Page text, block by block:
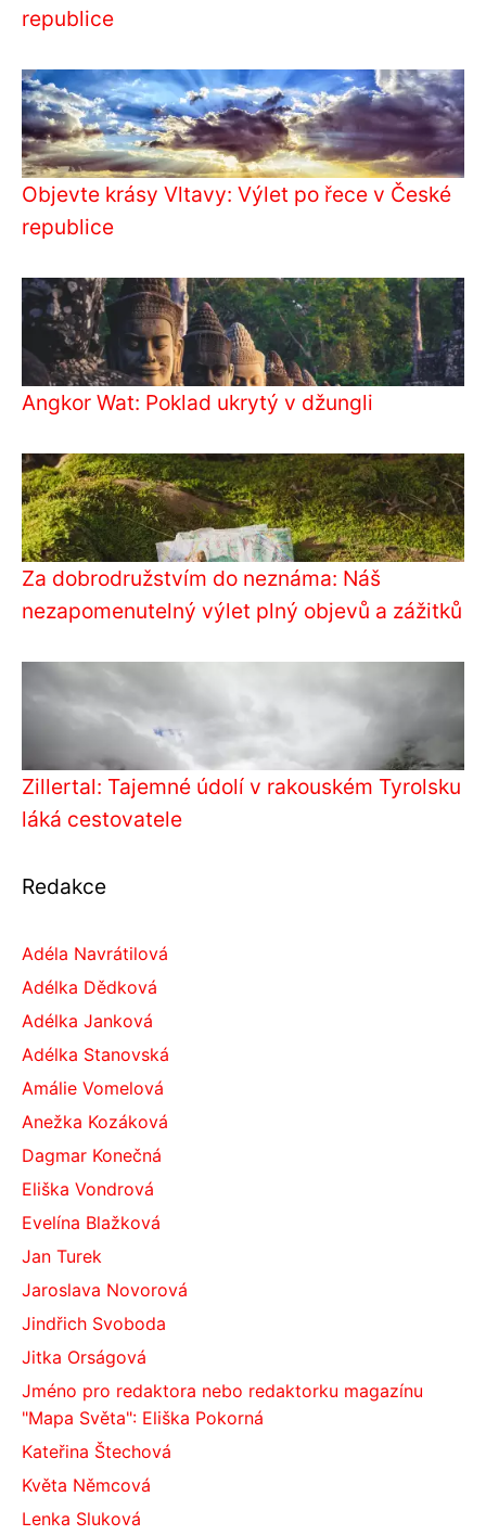
republice
Objevte krásy Vltavy: Výlet po řece v České
republice
Angkor Wat: Poklad ukrytý v džungli
Za dobrodružstvím do neznáma: Náš
nezapomenutelný výlet plný objevů a zážitků
Zillertal: Tajemné údolí v rakouském Tyrolsku
láká cestovatele
Redakce
Adéla Navrátilová
Adélka Dědková
Adélka Janková
Adélka Stanovská
Amálie Vomelová
Anežka Kozáková
Dagmar Konečná
Eliška Vondrová
Evelína Blažková
Jan Turek
Jaroslava Novorová
Jindřich Svoboda
Jitka Orságová
Jméno pro redaktora nebo redaktorku magazínu
"Mapa Světa": Eliška Pokorná
Kateřina Štechová
Květa Němcová
Lenka Sluková